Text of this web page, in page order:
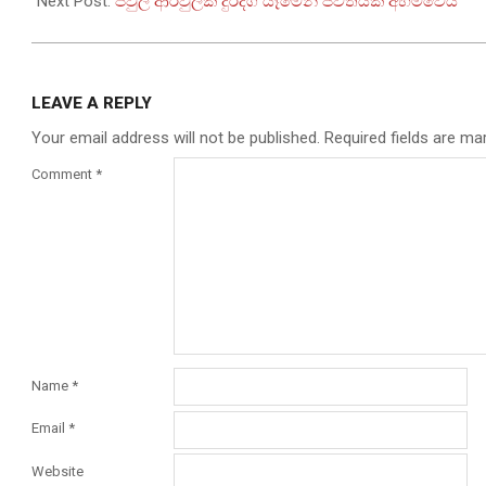
LEAVE A REPLY
Your email address will not be published. Required fields are
Comment *
Name *
Email *
Website